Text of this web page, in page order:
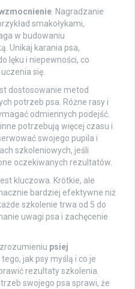
. Nagradzanie
smakołykami,
w budowaniu
Unikaj karania psa,
lęku i niepewności, co
się.
dostosowanie metod
potrzeb psa. Różne rasy i
odmiennych podejść.
potrzebują więcej czasu i
swojego pupila i
szkoleniowych, jeśli
oczekiwanych rezultatów.
kluczowa. Krótkie, ale
bardziej efektywne niż
szkolenie trwa od 5 do
uwagi psa i zachęcenie
psiej
jak psy myślą i co je
rezultaty szkolenia.
swojego psa sprawi, że